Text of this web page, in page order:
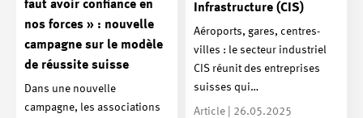
Infrastructure (CIS)
Aéroports, gares, centres-
villes : le secteur industriel
CIS réunit des entreprises
suisses qui…
Article | 26.05.2025
faut avoir confiance en
nos forces » : nouvelle
campagne sur le modèle
de réussite suisse
Dans une nouvelle
campagne, les associations